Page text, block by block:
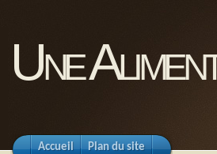
Une
Accueil Plan du site